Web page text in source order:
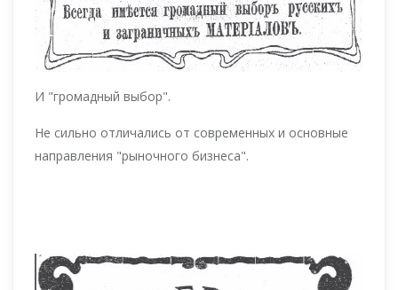
И "громадный выбор".
Не сильно отличались от современных и основные
направления "рыночного бизнеса".